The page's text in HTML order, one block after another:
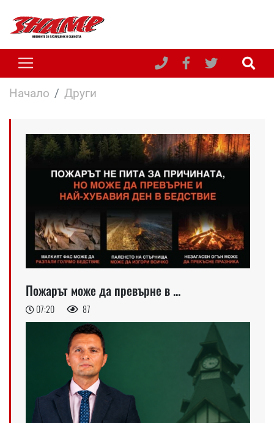
Начало Други
Пожарът може да превърне в ...
07:20 87